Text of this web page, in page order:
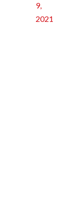
9,
2021